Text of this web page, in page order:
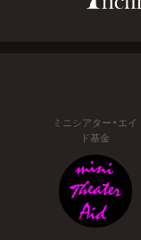
ミニシアター・エイ
ド基金